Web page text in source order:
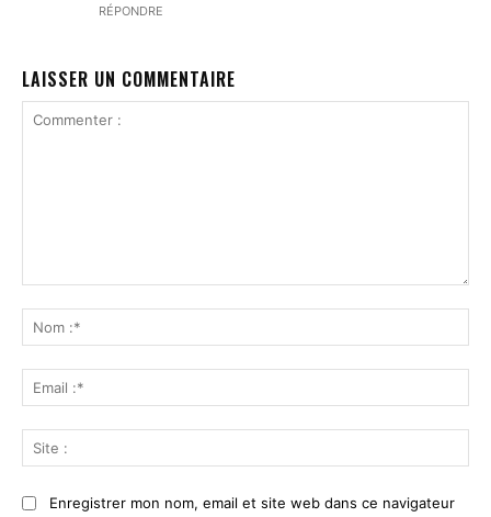
RÉPONDRE
LAISSER UN COMMENTAIRE
:*
:*
:
Enregistrer mon nom, email et site web dans ce navigateur